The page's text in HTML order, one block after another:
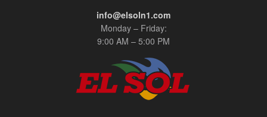
info@elsoln1.com
Monday – Friday:
9:00 AM – 5:00 PM